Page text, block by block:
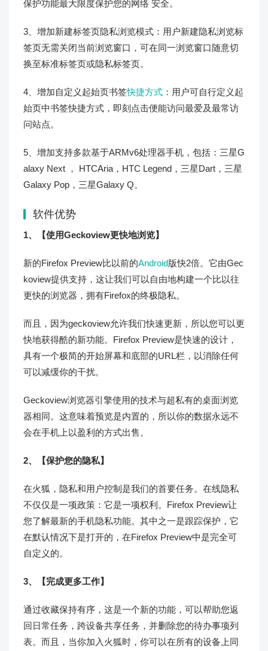
保护功能最大限度保护您的网络 安全。
3、增加新建标签页隐私浏览模式：用户新建隐私浏览标
签页无需关闭当前浏览窗口，可在同一浏览窗口随意切
换至标准标签页或隐私标签页。
4、增加自定义起始页书签快捷方式 ：用户可自行定义起
始页中书签快捷方式，即刻点击便能访问最爱及最常访
问站点。
5、增加支持多款基于ARMv6处理器手机，包括：三星G
alaxy Next ， HTCAria，HTC Legend，三星Dart，三星
Galaxy Pop，三星Galaxy Q。
软件优势
1、【使用Geckoview更快地浏览】
新的Firefox Preview比以前的Android版快2倍。它由Gec
koview提供支持，这让我们可以自由地构建一个比以往
更快的浏览器，拥有Firefox的终极隐私。
而且，因为geckoview允许我们快速更新，所以您可以更
快地获得酷的新功能。Firefox Preview是快速的设计，
具有一个极简的开始屏幕和底部的URL栏，以消除任何
可以减缓你的干扰。
Geckoview浏览器引擎使用的技术与超私有的桌面浏览
器相同。这意味着预览是内置的，所以你的数据永远不
会在手机上以盈利的方式出售。
2、【保护您的隐私】
在火狐，隐私和用户控制是我们的首要任务。在线隐私
不仅仅是一项政策：它是一项权利。Firefox Preview让
您了解最新的手机隐私功能。其中之一是跟踪保护，它
在默认情况下是打开的，在Firefox Preview中是完全可
自定义的。
3、【完成更多工作】
通过收藏保持有序，这是一个新的功能，可以帮助您返
回日常任务，跨设备共享任务，并删除您的待办事项列
表。而且，当你加入火狐时，你可以在所有的设备上同